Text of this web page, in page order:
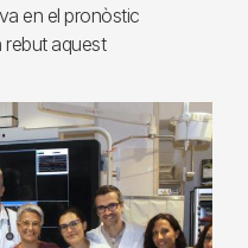
en el pronòstic
rebut aquest